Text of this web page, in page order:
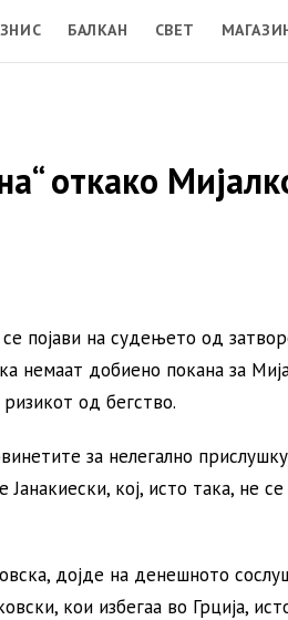
БАЛКАН СВЕТ
откако
појави на судењето од
немаат добиено покана за
од бегство.
за нелегално
кој, исто така, не
дојде на денешното
кои избегаа во Грција,